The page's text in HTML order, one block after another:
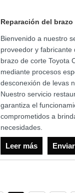
Reparación del
Bienvenido a nuestro
proveedor y fabricante
brazo de corte Toyota
mediante procesos
desconexión de levas
Nuestro servicio
garantiza el
comprometidos a
necesidades.
Leer más